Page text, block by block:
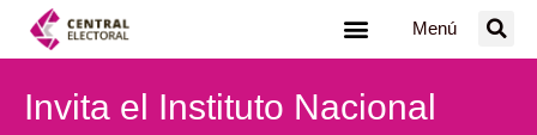
Menú
Invita el Instituto Nacional